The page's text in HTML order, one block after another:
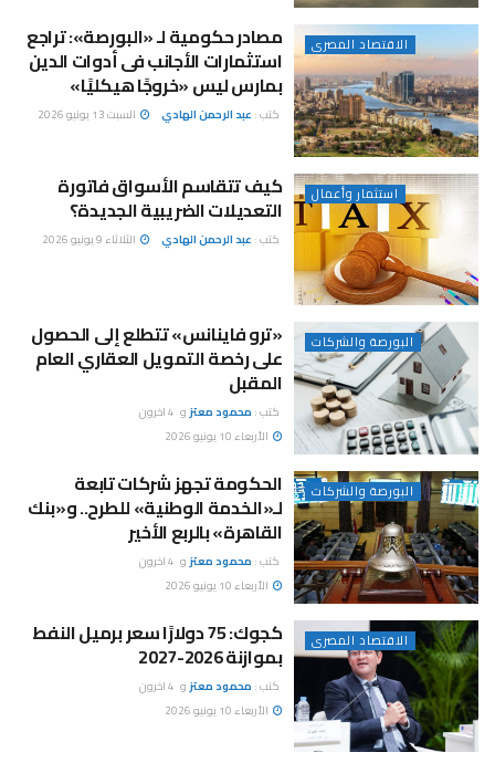
الاقتصاد المصرى مصادر حكومية لـ «البورصة»: تراجع
استثمارات الأجانب فى أدوات الدين
بمارس ليس «خروجًا هيكليًا»
كتب : عبد الرحمن الهادي السبت 13 يونيو 2026
استثمار وأعمال كيف تتقاسم الأسواق فاتورة
التعديلات الضريبية الجديدة؟
كتب : عبد الرحمن الهادي الثلاثاء 9 يونيو 2026
البورصة والشركات «ترو فاينانس» تتطلع إلى الحصول
على رخصة التمويل العقاري العام
المقبل
كتب : محمود معتزو 4 اخرون
الأربعاء 10 يونيو 2026
البورصة والشركات الحكومة تجهز شركات تابعة
لـ«الخدمة الوطنية» للطرح.. و«بنك
القاهرة» بالربع الأخير
كتب : محمود معتزو 4 اخرون
الأربعاء 10 يونيو 2026
الاقتصاد المصرى كجوك: 75 دولارًا سعر برميل النفط
بموازنة 2026-2027
كتب : محمود معتز و 4 اخرون
الأربعاء 10 يونيو 2026